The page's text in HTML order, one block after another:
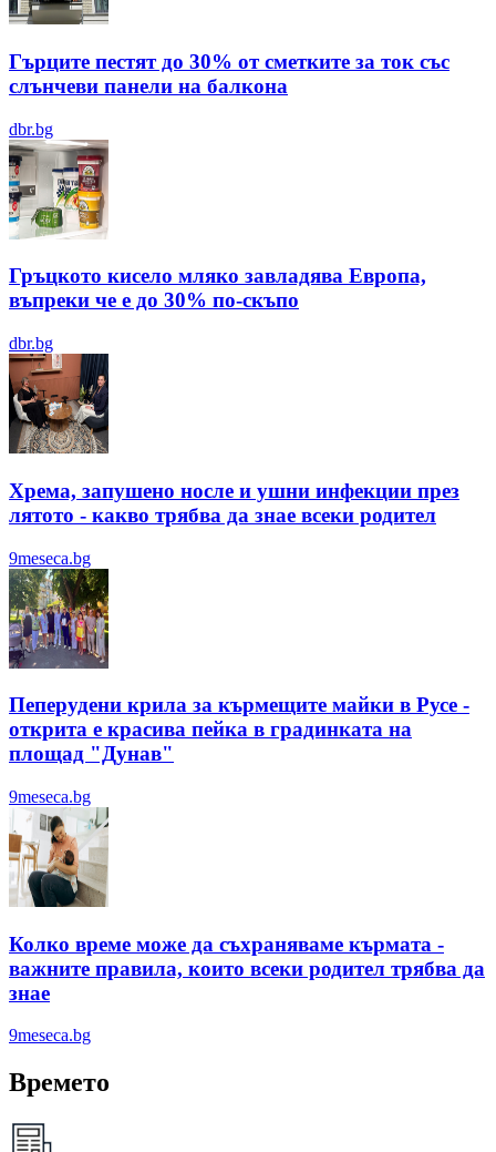
Гърците пестят до 30% от сметките за ток със
слънчеви панели на балкона
dbr.bg
Гръцкото кисело мляко завладява Европа,
въпреки че е до 30% по-скъпо
dbr.bg
Хрема, запушено носле и ушни инфекции през
лятотo - какво трябва да знае всеки родител
9meseca.bg
Пеперудени крила за кърмещите майки в Русе -
открита е красива пейка в градинката на
площад "Дунав"
9meseca.bg
Колко време може да съхраняваме кърмата -
важните правила, които всеки родител трябва да
знае
9meseca.bg
Времето